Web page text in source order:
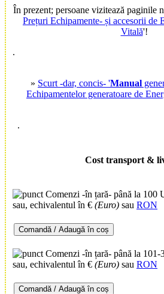
În prezent; persoane vizitează paginile
Prețuri Echipamente- și accesorii de
Vitală'!
.
» Scurt -dar, concis- 'Manual
Echipamentelor generatoare de
.
Cost transport &
Comenzi -în țară- până la 100
sau, echivalentul în € (Euro) sau RON
Comandă / Adaugă în coș
Comenzi -în țară- până la
sau, echivalentul în € (Euro) sau RON
Comandă / Adaugă în coș